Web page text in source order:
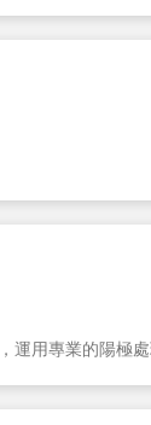
著重於高性能
能要求苛刻的
用專業的陽極